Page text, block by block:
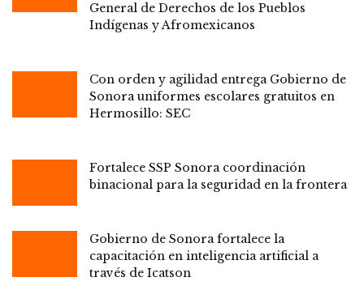
General de Derechos de los Pueblos
Indígenas y Afromexicanos
Con orden y agilidad entrega Gobierno de
Sonora uniformes escolares gratuitos en
Hermosillo: SEC
Fortalece SSP Sonora coordinación
binacional para la seguridad en la frontera
Gobierno de Sonora fortalece la
capacitación en inteligencia artificial a
través de Icatson